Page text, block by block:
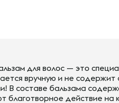
для волос — это
вручную и не
В составе бальзама
благотворное действие на